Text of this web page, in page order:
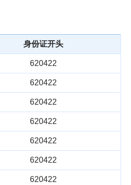
身份证开头
620422
620422
620422
620422
620422
620422
620422